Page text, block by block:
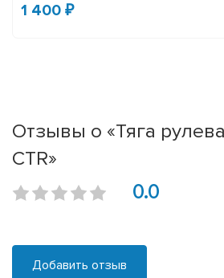
1 400 ₽
Отзывы о «Тяга
CTR»
0.0
Добавить отзыв